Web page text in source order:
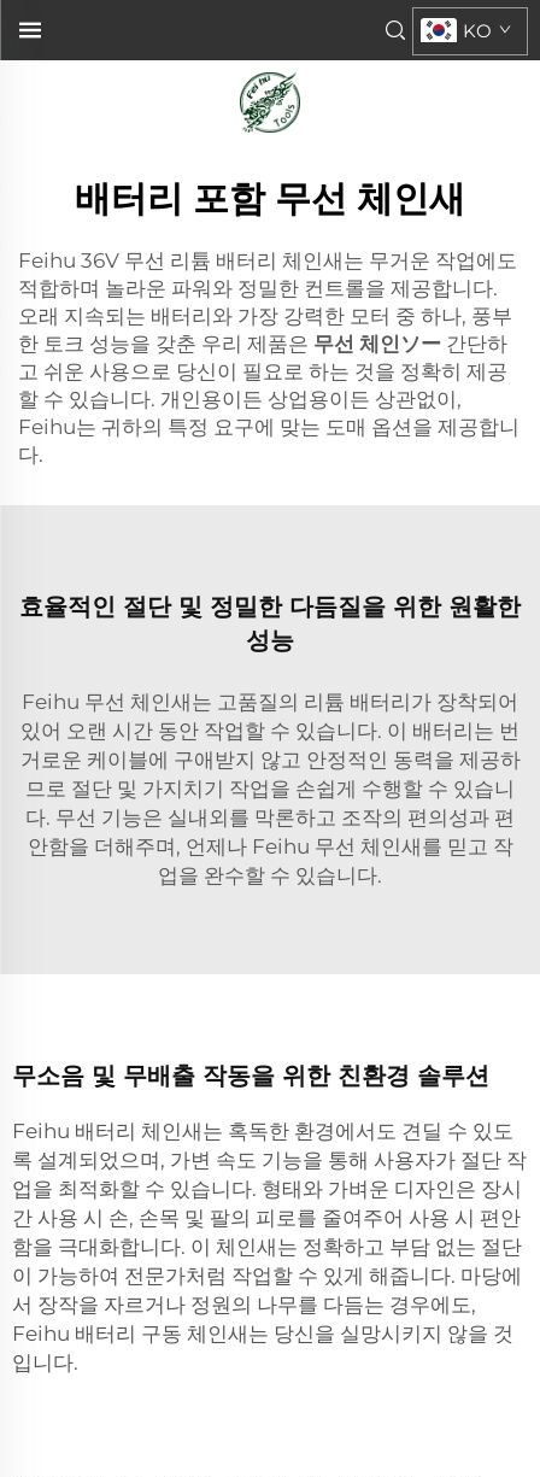
KO
배터리 포함 무선 체인새
Feihu 36V 무선 리튬 배터리 체인새는 무거운 작업에도
적합하며 놀라운 파워와 정밀한 컨트롤을 제공합니다.
오래 지속되는 배터리와 가장 강력한 모터 중 하나, 풍부
한 토크 성능을 갖춘 우리 제품은 무선 체인ソー 간단하
고 쉬운 사용으로 당신이 필요로 하는 것을 정확히 제공
할 수 있습니다. 개인용이든 상업용이든 상관없이,
Feihu는 귀하의 특정 요구에 맞는 도매 옵션을 제공합니
다.
효율적인 절단 및 정밀한 다듬질을 위한 원활한
성능
Feihu 무선 체인새는 고품질의 리튬 배터리가 장착되어
있어 오랜 시간 동안 작업할 수 있습니다. 이 배터리는 번
거로운 케이블에 구애받지 않고 안정적인 동력을 제공하
므로 절단 및 가지치기 작업을 손쉽게 수행할 수 있습니
다. 무선 기능은 실내외를 막론하고 조작의 편의성과 편
안함을 더해주며, 언제나 Feihu 무선 체인새를 믿고 작
업을 완수할 수 있습니다.
무소음 및 무배출 작동을 위한 친환경 솔루션
Feihu 배터리 체인새는 혹독한 환경에서도 견딜 수 있도
록 설계되었으며, 가변 속도 기능을 통해 사용자가 절단 작
업을 최적화할 수 있습니다. 형태와 가벼운 디자인은 장시
간 사용 시 손, 손목 및 팔의 피로를 줄여주어 사용 시 편안
함을 극대화합니다. 이 체인새는 정확하고 부담 없는 절단
이 가능하여 전문가처럼 작업할 수 있게 해줍니다. 마당에
서 장작을 자르거나 정원의 나무를 다듬는 경우에도,
Feihu 배터리 구동 체인새는 당신을 실망시키지 않을 것
입니다.